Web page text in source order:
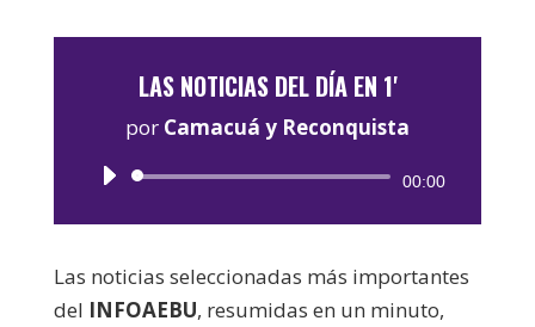
LAS NOTICIAS DEL DÍA EN 1'
por Camacuá y Reconquista
Reproductor
00:00
Las noticias seleccionadas más importantes
del INFOAEBU, resumidas en un minuto,